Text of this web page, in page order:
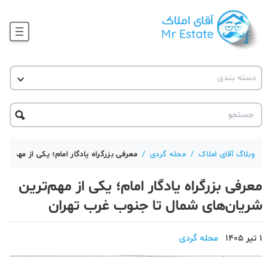
آموزش املاک
حقوقی
آکادمی
دسته بندی
آقای مشاور املاک
آکادمی آقای املاک
آموزش املاک
آموزش پلتفرم آقای املاک
اخبار مسکن
تحلیل مسکن
وبلاگ آقای املاک / محله گردی / معرفی بزرگراه یادگار امام؛ یکی از
معرفی بزرگراه یادگار امام؛ یکی از مهم‌ترین
شریان‌های شمال تا جنوب غرب تهران
1 تیر 1405 محله گردی